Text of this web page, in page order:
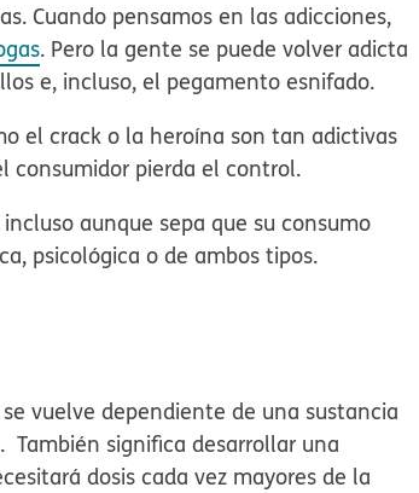
Cuando pensamos en las adicciones,
. Pero la gente se puede volver adicta
e, incluso, el pegamento esnifado.
el crack o la heroína son tan adictivas
consumidor pierda el control.
aunque sepa que su consumo
psicológica o de ambos tipos.
vuelve dependiente de una sustancia
significa desarrollar una
dosis cada vez mayores de la